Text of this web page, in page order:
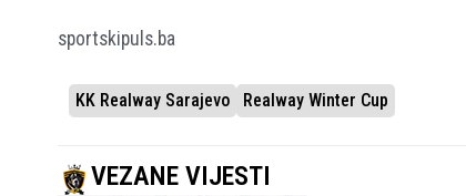
sportskipuls.ba
KK Realway Sarajevo Realway Winter Cup
VEZANE VIJESTI